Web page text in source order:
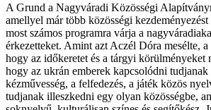
A Grund a Nagyváradi Közösségi
amellyel már több közösségi
most számos programra várja a
érkezetteket. Amint azt Aczél Dóra mesélte,
hogy az időkeretet és a tárgyi körülményeket
hogy az ukrán emberek kapcsolódni
kézművesség, a felfedezés, a játék közös
tudjanak illeszkedni egy olyan közösségbe,